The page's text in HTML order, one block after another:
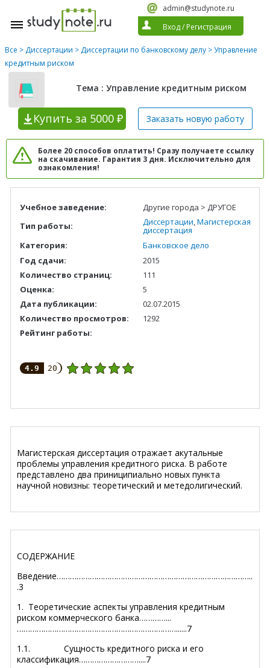
admin@studynote.ru
Вход/ Регистрация
Все > Диссертации > Диссертации по банковскому делу > Управление
кредитным риском
Тема : Управление кредитным риском
Купить за 5000 ₽ Заказать новую работу
Более 20 способов оплатить! Сразу получаете ссылку
на скачивание. Гарантия 3 дня. Исключительно для
ознакомления!
Учебное заведение:
Другие города > ДРУГОЕ
Тип работы:
Диссертации,Магистерская
диссертация
Категория:
Банковское дело
Год сдачи:
2015
Количество страниц:
111
Оценка:
5
Дата публикации:
02.07.2015
Количество просмотров:
1292
Рейтинг работы:
4.9 20
Магистерская диссертация отражает акутальные
проблемы управления кредитного риска. В работе
представлено два приниципиально новых пункта
научной новизны: теоретический и метедолигический.
СОДЕРЖАНИЕ
Введение……………………………………………………………………………..
.3
1. Теоретические аспекты управления кредитным
риском коммерческого банка…………...
………………………………………………………………......7
1.1. Сущность кредитного риска и его
классификация………………………....7